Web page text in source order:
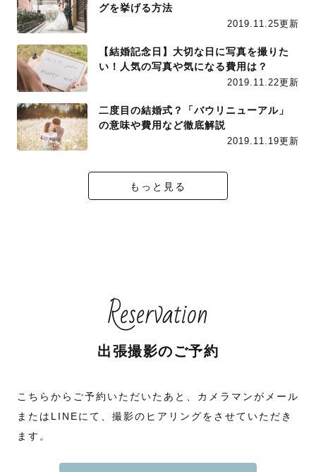
グを挙げる方法
2019.11.25更新
【結婚記念日】大切な日に写真を撮りた
い！人気の写真や気になる費用は？
2019.11.22更新
二度目の結婚式？「バウリニューアル」
の意味や費用など徹底解説
2019.11.19更新
もっと見る
Reservation
出張撮影のご予約
こちらからご予約いただいたあと、カメラマンがメール
またはLINEにて、撮影のヒアリングをさせていただき
ます。